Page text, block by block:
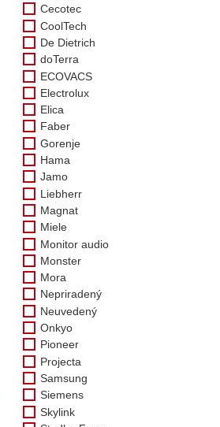
Cecotec
CoolTech
De Dietrich
doTerra
ECOVACS
Electrolux
Elica
Faber
Gorenje
Hama
Jamo
Liebherr
Magnat
Miele
Monitor audio
Monster
Mora
Nepriradený
Neuvedený
Onkyo
Pioneer
Projecta
Samsung
Siemens
Skylink